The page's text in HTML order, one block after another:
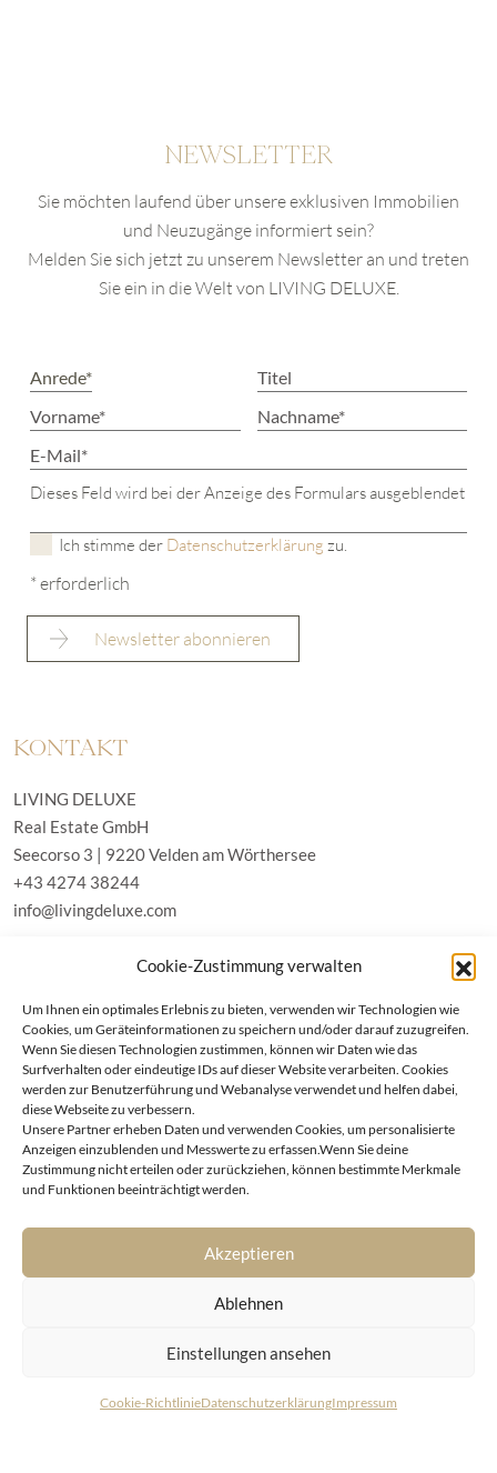
Cookie-Zustimmung verwalten
Um Ihnen ein optimales Erlebnis zu bieten, verwenden wir Technologien wie
Cookies, um Geräteinformationen zu speichern und/oder darauf zuzugreifen.
Wenn Sie diesen Technologien zustimmen, können wir Daten wie das
Surfverhalten oder eindeutige IDs auf dieser Website verarbeiten. Cookies
werden zur Benutzerführung und Webanalyse verwendet und helfen dabei,
diese Webseite zu verbessern.
Unsere Partner erheben Daten und verwenden Cookies, um personalisierte
Anzeigen einzublenden und Messwerte zu erfassen.Wenn Sie deine
Zustimmung nicht erteilen oder zurückziehen, können bestimmte Merkmale
und Funktionen beeinträchtigt werden.
Akzeptieren
Ablehnen
Einstellungen ansehen
Cookie-RichtlinieDatenschutzerklärungImpressum
NEWSLETTER
Sie möchten laufend über unsere exklusiven Immobilien
und Neuzugänge informiert sein?
Melden Sie sich jetzt zu unserem Newsletter an und treten
Sie ein in die Welt von LIVING DELUXE.
Dieses Feld wird bei der Anzeige des Formulars ausgeblendet
Ich stimme der Datenschutzerklärung zu.
* erforderlich
KONTAKT
LIVING DELUXE
Real Estate GmbH
Seecorso 3 | 9220 Velden am Wörthersee
+43 4274 38244
info@livingdeluxe.com
Real Estate GmbH
Schäfflerstraße 3 | 80333 München
IMMOBILIEN
Wörthersee
Wien
AGB
© LIVING DELUXE 2026 • ALL RIGHTS RESERVED